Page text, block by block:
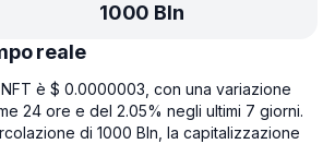
1000 Bln
reale
è $ 0.0000003, con una variazione
24 ore e del 2.05% negli ultimi 7 giorni.
di 1000 Bln, la capitalizzazione